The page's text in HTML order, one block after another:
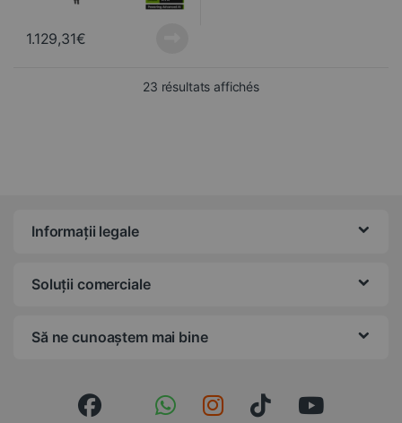
1.129,31€
23 résultats affichésTrié du plus récent au
Informații legale
Soluții comerciale
Să ne cunoaștem mai bine